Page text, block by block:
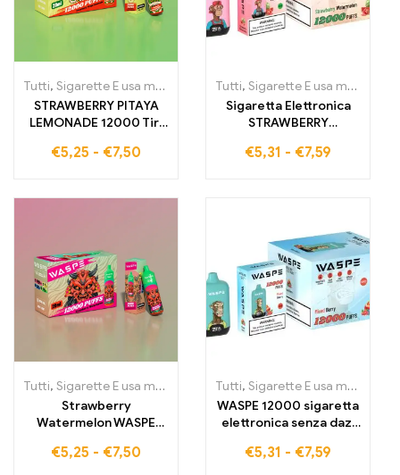
Tutti, Sigarette E usa monouso
Sigarette elettroniche usa e getta
STRAWBERRY PITAYA
LEMONADE 12000 Tiri
all'ingrosso per
€5,25 - €7,50
Tutti,Sigarette E usa monouso
Sigaretta Elettronica
STRAWBERRY
12000 Pollici senza
€5,31 - €7,59
Tutti, Sigarette E usa monouso
Sigarette elettroniche usa e getta
Strawberry
Watermelon WASPE
Fresche Prezzo
€5,25 - €7,50
Tutti,Sigarette E usa monouso
WASPE 12000 sigaretta
elettronica senza dazi
12000 tiri batteria da
€5,31 - €7,59